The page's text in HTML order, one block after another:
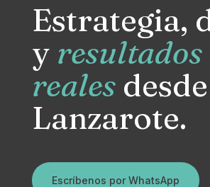
Estrategia,
y resultados
realesdesde
Lanzarote.
Escríbenos por WhatsApp